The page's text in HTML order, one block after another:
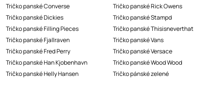
Tričko panské Converse
Tričko panské Dickies
Tričko panské Filling Pieces
Tričko panské Fjallraven
Tričko panské Fred Perry
Tričko panské Han Kjobenhavn
Tričko panské Helly Hansen
Tričko panské Rick Owens
Tričko panské Stampd
Tričko panské Thisisneverthat
Tričko panské Vans
Tričko panské Versace
Tričko panské Wood Wood
Tričko pánské zelené